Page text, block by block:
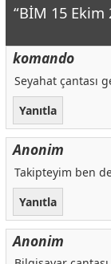
“BİM 15
komando
Seyahat çantası
Yanıtla
Anonim
Takipteyim ben
Yanıtla
Anonim